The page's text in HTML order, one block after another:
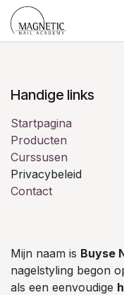
Overslaan naar inhoud
Handige links
Startpagina
Producten
Curssusen
Privacybeleid
Contact
Mijn naam is Buyse
nagelstyling begon
als een eenvoudige